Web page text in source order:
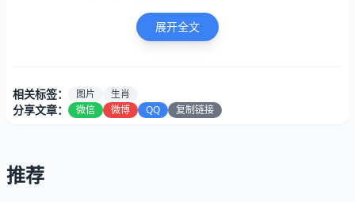
展开全文
相关标签： 图片 生肖
分享文章： 微信 微博 QQ 复制链接
推荐